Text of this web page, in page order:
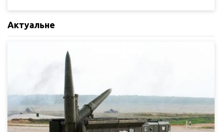
Актуальне